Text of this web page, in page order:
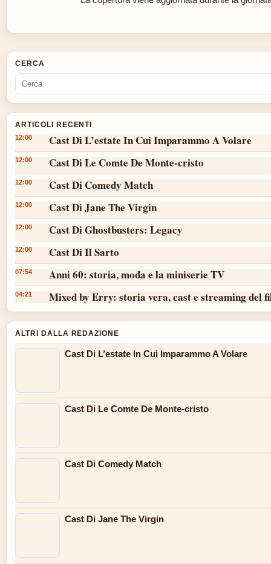
CERCA
ARTICOLI RECENTI
12:00 Cast Di L’estate In Cui Imparammo A Volare
12:00 Cast Di Le Comte De Monte-cristo
12:00 Cast Di Comedy Match
12:00 Cast Di Jane The Virgin
12:00 Cast Di Ghostbusters: Legacy
12:00 Cast Di Il Sarto
07:54 Anni 60: storia, moda e la miniserie TV
04:21 Mixed by Erry: storia vera, cast e streaming del
ALTRI DALLA REDAZIONE
Cast Di L’estate In Cui Imparammo A Volare
Cast Di Le Comte De Monte-cristo
Cast Di Comedy Match
Cast Di Jane The Virgin